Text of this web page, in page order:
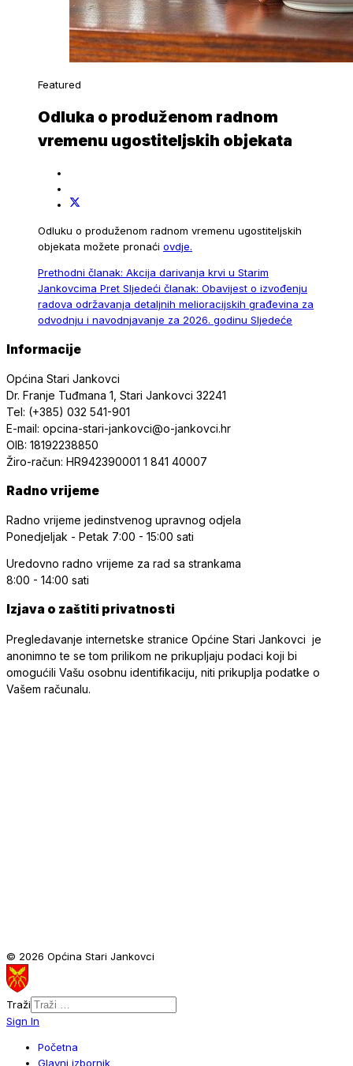
Featured
Odluka o produženom radnom
vremenu ugostiteljskih objekata
Odluku o produženom radnom vremenu ugostiteljskih
objekata možete pronaći ovdje.
Prethodni članak: Akcija darivanja krvi u Starim
Jankovcima Pret Sljedeći članak: Obavijest o izvođenju
radova održavanja detaljnih melioracijskih građevina za
odvodnju i navodnjavanje za 2026. godinu Sljedeće
Informacije
Općina Stari Jankovci
Dr. Franje Tuđmana 1, Stari Jankovci 32241
Tel: (+385) 032 541-901
E-mail: opcina-stari-jankovci@o-jankovci.hr
OIB: 18192238850
Žiro-račun: HR942390001 1 841 40007
Radno vrijeme
Radno vrijeme jedinstvenog upravnog odjela
Ponedjeljak - Petak 7:00 - 15:00 sati
Uredovno radno vrijeme za rad sa strankama
8:00 - 14:00 sati
Izjava o zaštiti privatnosti
Pregledavanje internetske stranice Općine Stari Jankovci je
anonimno te se tom prilikom ne prikupljaju podaci koji bi
omogućili Vašu osobnu identifikaciju, niti prikuplja podatke o
Vašem računalu.
© 2026 Općina Stari Jankovci
Traži
Sign In
Početna
Glavni izbornik